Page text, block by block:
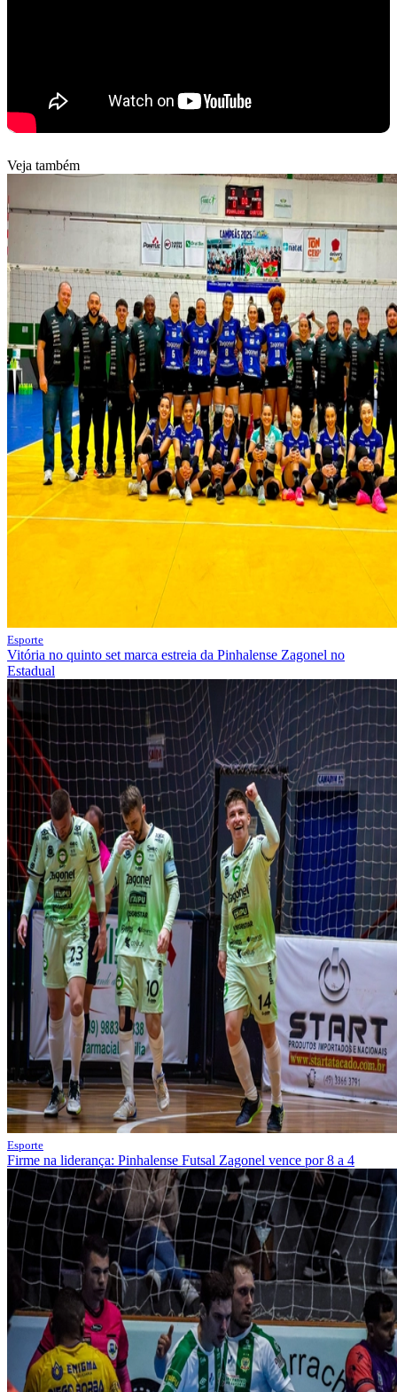
Veja também
Esporte
Vitória no quinto set marca estreia da Pinhalense Zagonel no
Estadual
Esporte
Firme na liderança: Pinhalense Futsal Zagonel vence por 8 a 4